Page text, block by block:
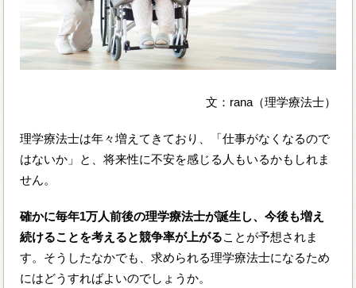
文：rana（理学療法士）
理学療法士は年々増えてきており、「仕事がなくなるので
はないか」と、将来性に不安を感じる人もいるかもしれま
せん。
確かに毎年1万人前後の理学療法士が誕生し、今後も増え
続けることを考えると競争率が上がることが予想されま
す。そうしたなかでも、求められる理学療法士になるため
にはどうすればよいのでしょうか。